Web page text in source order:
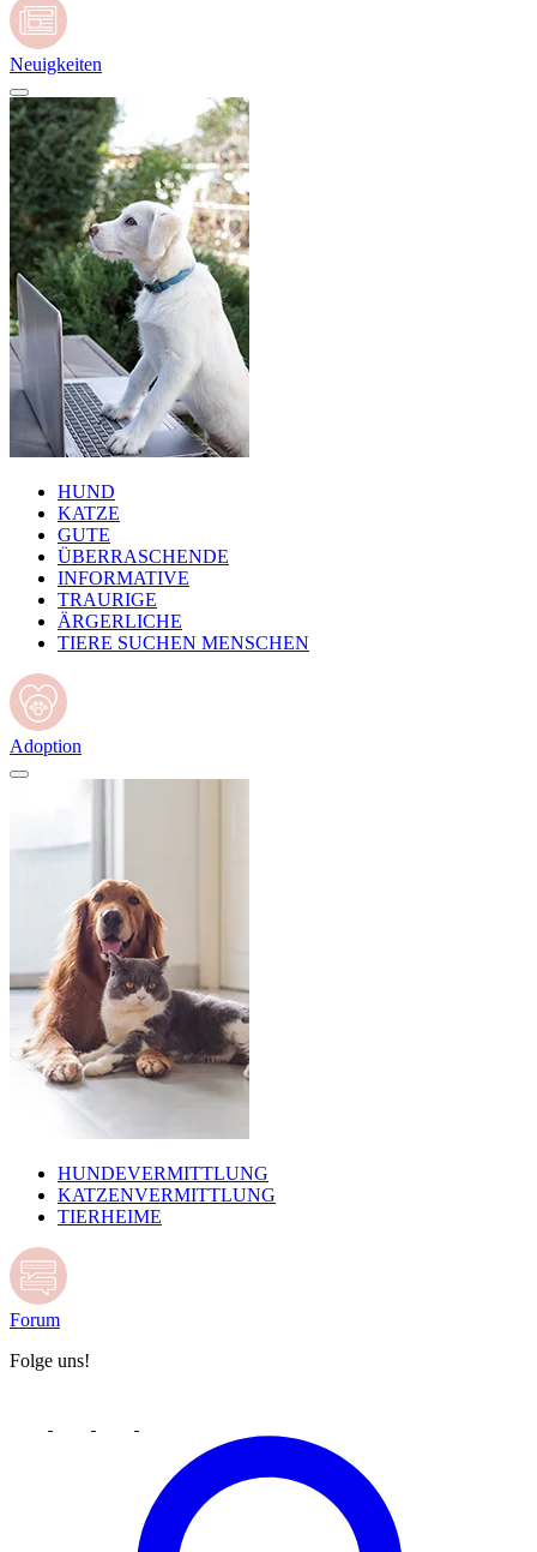
Neuigkeiten
HUND
KATZE
GUTE
ÜBERRASCHENDE
INFORMATIVE
TRAURIGE
ÄRGERLICHE
TIERE SUCHEN MENSCHEN
Adoption
HUNDEVERMITTLUNG
KATZENVERMITTLUNG
TIERHEIME
Forum
Folge uns!